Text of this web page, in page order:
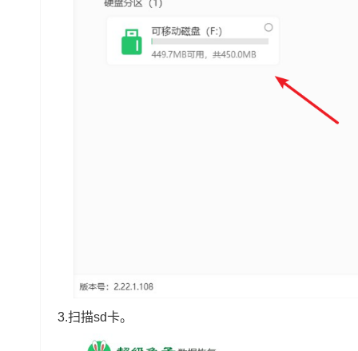
3.扫描sd卡。